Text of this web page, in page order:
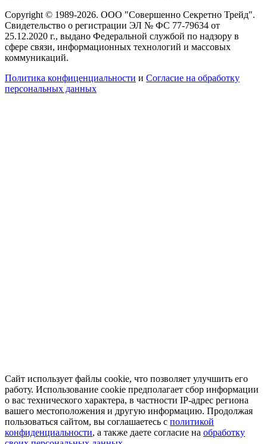
Copyright © 1989-2026. ООО "Совершенно Секретно Трейд".
Свидетельство о регистрации ЭЛ № ФС 77-79634 от
25.12.2020 г., выдано Федеральной службой по надзору в
сфере связи, информационных технологий и массовых
коммуникаций.
Политика конфиценциальности и Согласие на обработку
персональных данных
Сайт использует файлы cookie, что позволяет улучшить его
работу. Использование cookie предполагает сбор информации
о вас технического характера, в частности IP-адрес региона
вашего местоположения и другую информацию. Продолжая
пользоваться сайтом, вы соглашаетесь с политикой
конфиденциальности, а также даете согласие на обработку